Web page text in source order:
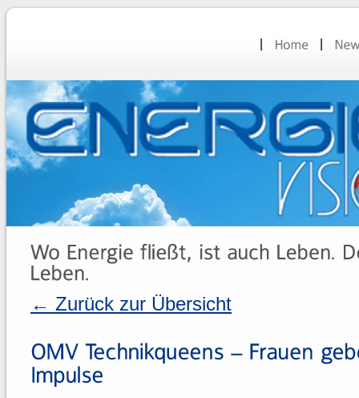
← Zurück zur Übersicht